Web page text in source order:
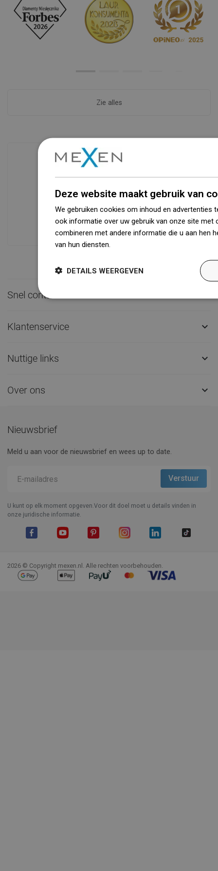
Zie alles
Beschikbaarheid van goederen
Een modern logistiek centrum met een
oppervlakte van 31.000 m² met meer
dan 68.000 palletplaatsen biedt meer
dan 1500.000 beschikbare producten!
Snel contact
Klantenservice 
Nuttige links 
Over ons 
Nieuwsbrief
Meld u aan voor de nieuwsbrief en wees up to date.
U kunt op elk moment opgeven.Voor dit doel moet u details vinden in
onze juridische informatie.
2026 © Copyright mexen.nl. Alle rechten voorbehouden.
Deze website maakt gebruik van
We gebruiken cookies om inhoud en advertenties
ook informatie over uw gebruik van onze site met
combineren met andere informatie die u aan hen
van hun diensten.
DETAILS WEERGEVEN